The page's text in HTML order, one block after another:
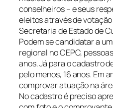
conselheiros – e seus
eleitos através de
Secretaria de Estado de
Podem se candidatar a
regional no CEPC,
anos. Já para o cadastro
pelo menos, 16 anos. Em
comprovar atuação na
No cadastro é preciso